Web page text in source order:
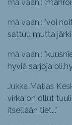
mä vaan.: "
mä vaan.: "voi
sattuu mutta järki
mä vaan.: "
hyviä sarjoja
Jukka Matias
virka on ollut
itsellään tiet..."